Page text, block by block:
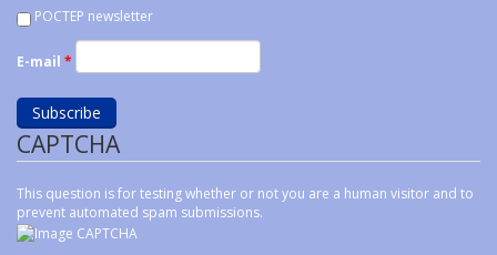
POCTEP newsletter
E-mail *
CAPTCHA
This question is for testing whether or not you are a human visitor and to
prevent automated spam submissions.